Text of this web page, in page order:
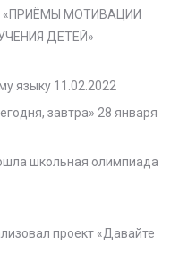
МОТИВАЦИИ
ДЕТЕЙ»
языку 11.02.2022
завтра» 28 января
школьная олимпиада
проект «Давайте